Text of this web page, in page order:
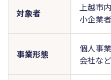
対象者
上越市
小企業
事業形態
個人事
会社など